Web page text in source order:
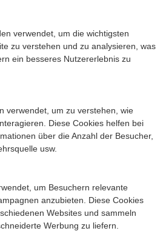
verwendet, um die wichtigsten
zu verstehen und zu analysieren, was
ein besseres Nutzererlebnis zu
verwendet, um zu verstehen, wie
Diese Cookies helfen bei
über die Anzahl der Besucher,
usw.
um Besuchern relevante
anzubieten. Diese Cookies
Websites und sammeln
Werbung zu liefern.